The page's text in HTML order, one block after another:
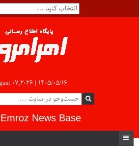
07,2026 | ۱۴۰۵/۰۵/۱۶
News Base